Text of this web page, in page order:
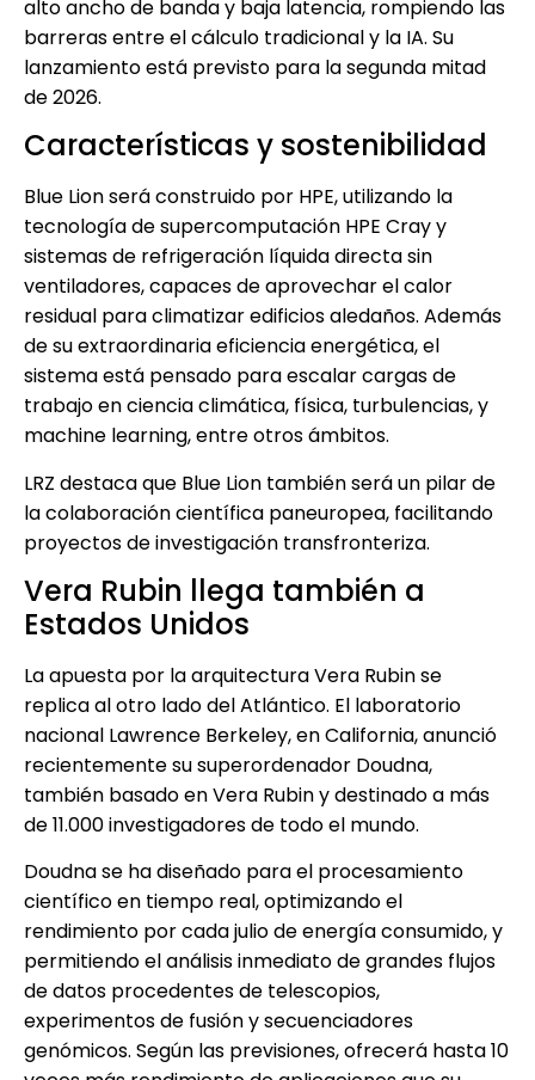
alto ancho de banda y baja latencia, rompiendo las
barreras entre el cálculo tradicional y la IA. Su
lanzamiento está previsto para la segunda mitad
de 2026.
Características y sostenibilidad
Blue Lion será construido por HPE, utilizando la
tecnología de supercomputación HPE Cray y
sistemas de refrigeración líquida directa sin
ventiladores, capaces de aprovechar el calor
residual para climatizar edificios aledaños. Además
de su extraordinaria eficiencia energética, el
sistema está pensado para escalar cargas de
trabajo en ciencia climática, física, turbulencias, y
machine learning, entre otros ámbitos.
LRZ destaca que Blue Lion también será un pilar de
la colaboración científica paneuropea, facilitando
proyectos de investigación transfronteriza.
Vera Rubin llega también a
Estados Unidos
La apuesta por la arquitectura Vera Rubin se
replica al otro lado del Atlántico. El laboratorio
nacional Lawrence Berkeley, en California, anunció
recientemente su superordenador Doudna,
también basado en Vera Rubin y destinado a más
de 11.000 investigadores de todo el mundo.
Doudna se ha diseñado para el procesamiento
científico en tiempo real, optimizando el
rendimiento por cada julio de energía consumido, y
permitiendo el análisis inmediato de grandes flujos
de datos procedentes de telescopios,
experimentos de fusión y secuenciadores
genómicos. Según las previsiones, ofrecerá hasta 10